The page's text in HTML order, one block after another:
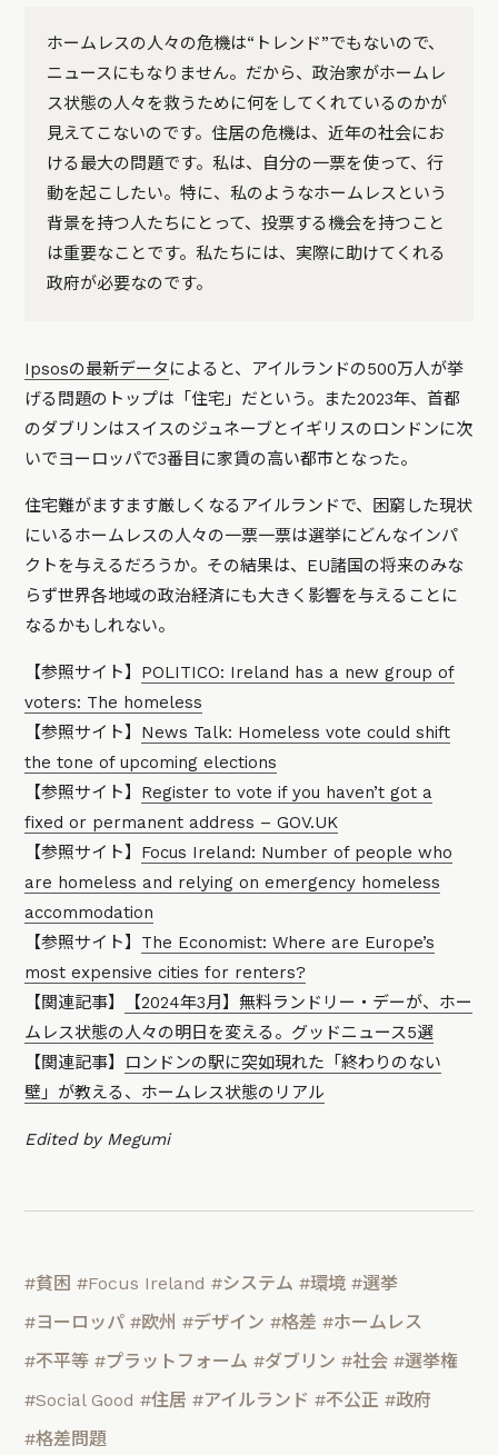
ホームレスの人々の危機は“トレンド”でもないので、
ニュースにもなりません。だから、政治家がホームレ
ス状態の人々を救うために何をしてくれているのかが
見えてこないのです。住居の危機は、近年の社会にお
ける最大の問題です。私は、自分の一票を使って、行
動を起こしたい。特に、私のようなホームレスという
背景を持つ人たちにとって、投票する機会を持つこと
は重要なことです。私たちには、実際に助けてくれる
政府が必要なのです。
Ipsosの最新データ によると、アイルランドの500万人が挙
げる問題のトップは「住宅」だという。また2023年、首都
のダブリンはスイスのジュネーブとイギリスのロンドンに次
いでヨーロッパで3番目に家賃の高い都市となった。
住宅難がますます厳しくなるアイルランドで、困窮した現状
にいるホームレスの人々の一票一票は選挙にどんなインパ
クトを与えるだろうか。その結果は、EU諸国の将来のみな
らず世界各地域の政治経済にも大きく影響を与えることに
なるかもしれない。
【参照サイト】 POLITICO: Ireland has a new group of
voters: The homeless
【参照サイト】 News Talk: Homeless vote could shift
the tone of upcoming elections
【参照サイト】 Register to vote if you haven’t got a
fixed or permanent address – GOV.UK
【参照サイト】 Focus Ireland: Number of people who
are homeless and relying on emergency homeless
accommodation
【参照サイト】 The Economist: Where are Europe’s
most expensive cities for renters?
【関連記事】
【2024年3月】無料ランドリー・デーが、ホー
ムレス状態の人々の明日を変える。グッドニュース5選
【関連記事】 ロンドンの駅に突如現れた「終わりのない
壁」が教える、ホームレス状態のリアル
Edited by Megumi
#貧困 #Focus Ireland #システム #環境 #選挙
#ヨーロッパ #欧州 #デザイン #格差 #ホームレス
#不平等 #プラットフォーム #ダブリン #社会 #選挙権
#Social Good #住居 #アイルランド #不公正 #政府
#格差問題